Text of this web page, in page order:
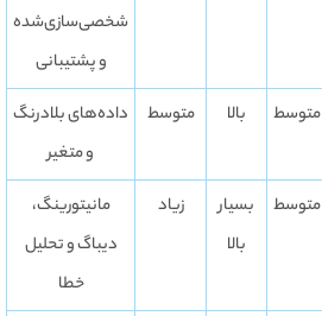
شخصی‌سازی‌شده
و پشتیبانی
متوسط بالا متوسط
داده‌های بلادرنگ
و متغیر
متوسط
بسیار
بالا
زیاد
مانیتورینگ،
دیباگ و تحلیل
خطا